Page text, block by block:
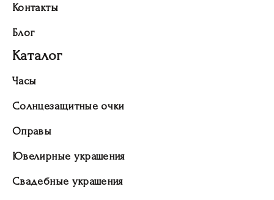
Контакты
Блог
Каталог
Часы
Солнцезащитные очки
Оправы
Ювелирные украшения
Свадебные украшения